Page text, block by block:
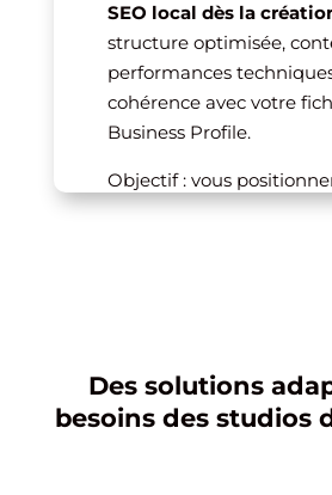
SEO local dès la
structure optimisée,
performances
cohérence avec votre
Business Profile.
Objectif : vous
recherches comme
recherche d’un tatoueur.
Des solutions
besoins des studios